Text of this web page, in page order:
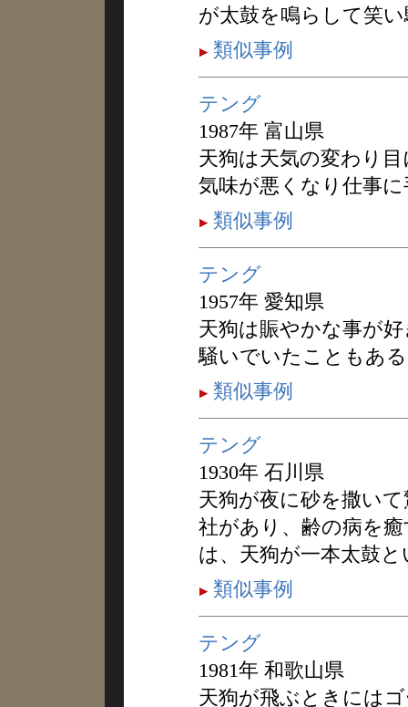
が太鼓を鳴らして笑
類似事例
テング
1987年 富山県
天狗は天気の変わり
気味が悪くなり仕事
類似事例
テング
1957年 愛知県
天狗は賑やかな事が
騒いでいたこともあ
類似事例
テング
1930年 石川県
天狗が夜に砂を撒い
社があり、齢の病を
は、天狗が一本太鼓
類似事例
テング
1981年 和歌山県
天狗が飛ぶときには